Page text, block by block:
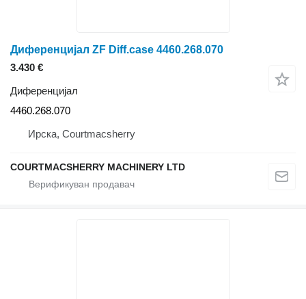
Диференцијал ZF Diff.case 4460.268.070
3.430 €
Диференцијал
4460.268.070
Ирска, Courtmacsherry
COURTMACSHERRY MACHINERY LTD